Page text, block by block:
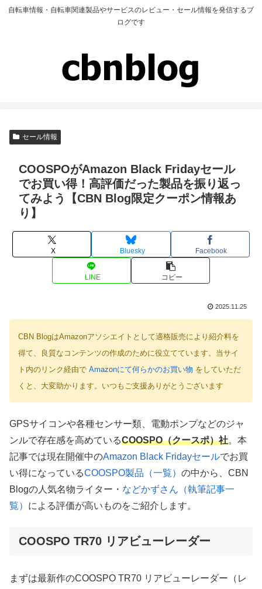
自転車情報・自転車関連製品やサービスのレビュー・セール情報を発信するブ
ログです
セール情報
COOSPOがAmazon Black Fridayセール
でお買い得！高評価だった製品を振り返っ
てみよう【CBN Blog限定クーポン情報あ
り】
X Bluesky Facebook
LINE コピー
2025.11.25
CBN BlogはAmazonアソシエイトとして適格販売により紹介料を
得て、良質なコンテンツの作成のために役立てています。当サイ
ト内のリンク経由で Amazonにて何らかのお買い物 をしていただ
くと、大変助かります。いつもご支援ありがとうございます
GPSサイコンや各種センサー類、電動ポンプなどのジャ
ンルで存在感を高めているCOOSPO（クースポ）社。本
記事では現在開催中のAmazon Black Fridayセールでお買
い得になっているCOOSPO製品（一覧） の中から、CBN
Blogの人気名物ライター・ などかずさん（執筆記事一
覧） による評価が高いものをご紹介します。
COOSPO TR70 リアビューレーダー
まずは最新作のCOOSPO TR70 リアビューレーダー（レ